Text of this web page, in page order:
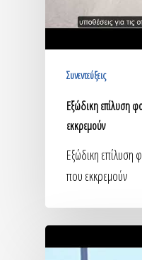
Συνεντεύξεις
Εξώδικη επίλυση
εκκρεμούν
Εξώδικη
που εκκρεμούν